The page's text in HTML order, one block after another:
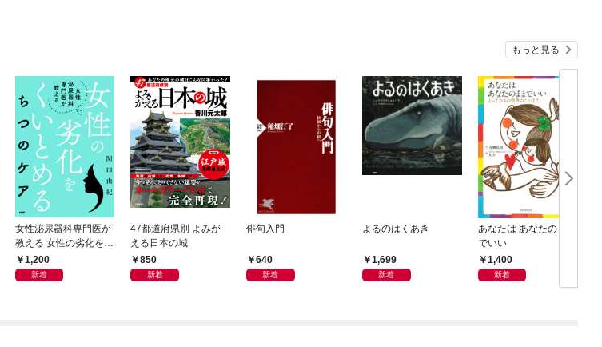
もっと見る
女性泌尿器科専門医が
教える 女性の劣化をく
いとめる ちつのケア
1,200
新着
47都道府県別 よみが
える日本の城
850
新着
俳句入門
640
新着
よるのはくあき
1,699
新着
あなたは あなたのまま
でいい
1,400
新着